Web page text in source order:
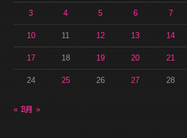
3 4 5 6 7
10 11 12 13 14
17 18 19 20 21
24 25 26 27 28
« 1月3月 »